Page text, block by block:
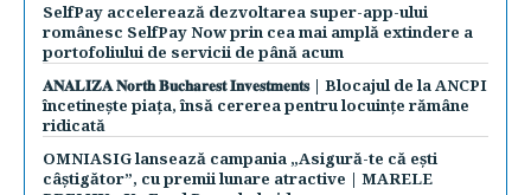
SelfPay accelerează dezvoltarea super-app-ului
românesc SelfPay Now prin cea mai amplă extindere a
portofoliului de servicii de până acum
𝐀𝐍𝐀𝐋𝐈𝐙𝐀 𝐍𝐨𝐫𝐭𝐡 𝐁𝐮𝐜𝐡𝐚𝐫𝐞𝐬𝐭 𝐈𝐧𝐯𝐞𝐬𝐭𝐦𝐞𝐧𝐭𝐬 | Blocajul de la ANCPI
încetinește piața, însă cererea pentru locuințe rămâne
ridicată
OMNIASIG lansează campania „Asigură-te că ești
câștigător”, cu premii lunare atractive | MARELE